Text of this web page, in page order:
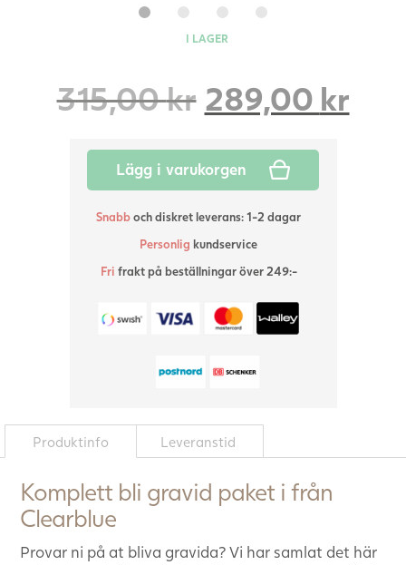
I LAGER
315,00kr Det
ursprungliga
priset
var:
315,00 kr.
289,00 krDet
Lägg i varukorgen
Snabboch diskret leverans: 1-2 dagar
Personlig kundservice
Fri frakt på beställningar över 249:-
Produktinfo Leveranstid
Komplett bli gravid paket i från
Clearblue
Provar ni på at bliva gravida? Vi har samlat det här